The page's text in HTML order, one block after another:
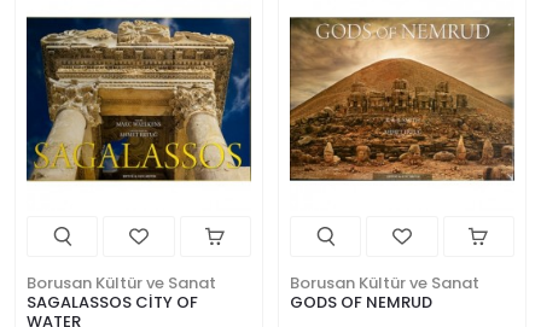
Borusan Kültür ve Sanat
SAGALASSOS CİTY OF
WATER
Borusan Kültür ve Sanat
GODS OF NEMRUD